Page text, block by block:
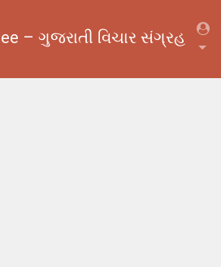
– ગુજરાતી વિચાર સંગ્રહ